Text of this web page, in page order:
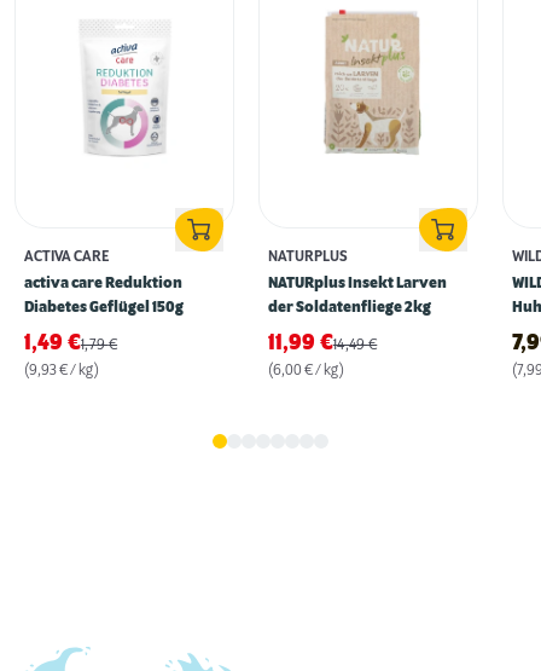
ACTIVA CARE
activa care Reduktion
Diabetes Geflügel 150g
1,49 €1,79€
(9,93 € / kg)
NATURPLUS
NATURplus Insekt Larven
der Soldatenfliege 2kg
11,99 €14,49€
(6,00 € / kg)